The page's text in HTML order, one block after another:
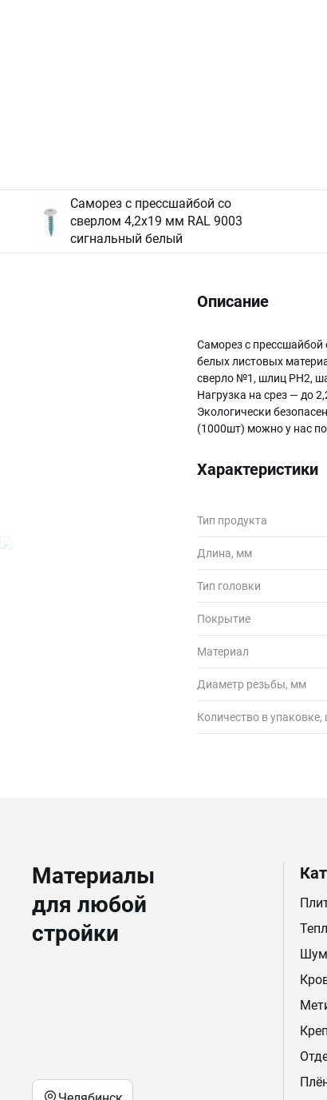
Саморез с прессшайбой со
сверлом 4,2х19 мм RAL 9003
сигнальный белый
Описание
Саморез с
белых листовых
сверло №1, шлиц PH2,
Нагрузка на срез — до
Экологически
(1000шт) можно у нас
Характеристики
Тип продукта
Длина, мм
Тип головки
Покрытие
Материал
Диаметр резьбы, мм
Количество в упаковке,
Материалы
для любой
стройки